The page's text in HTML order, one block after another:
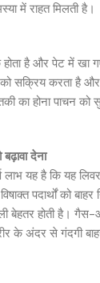
में राहत मिलती है।
है और पेट में खा
सक्रिय करता है
का होना पाचन
देना
लाभ यह है कि यह
पदार्थों को
बेहतर होती है।
के अंदर से गंदगी